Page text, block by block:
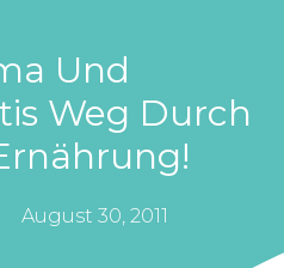
Und
Weg Durch
August 30, 2011